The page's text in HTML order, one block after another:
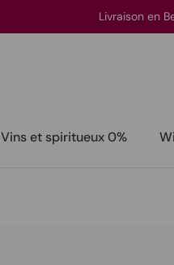
Livraison en
Vins et spiritueux 0%